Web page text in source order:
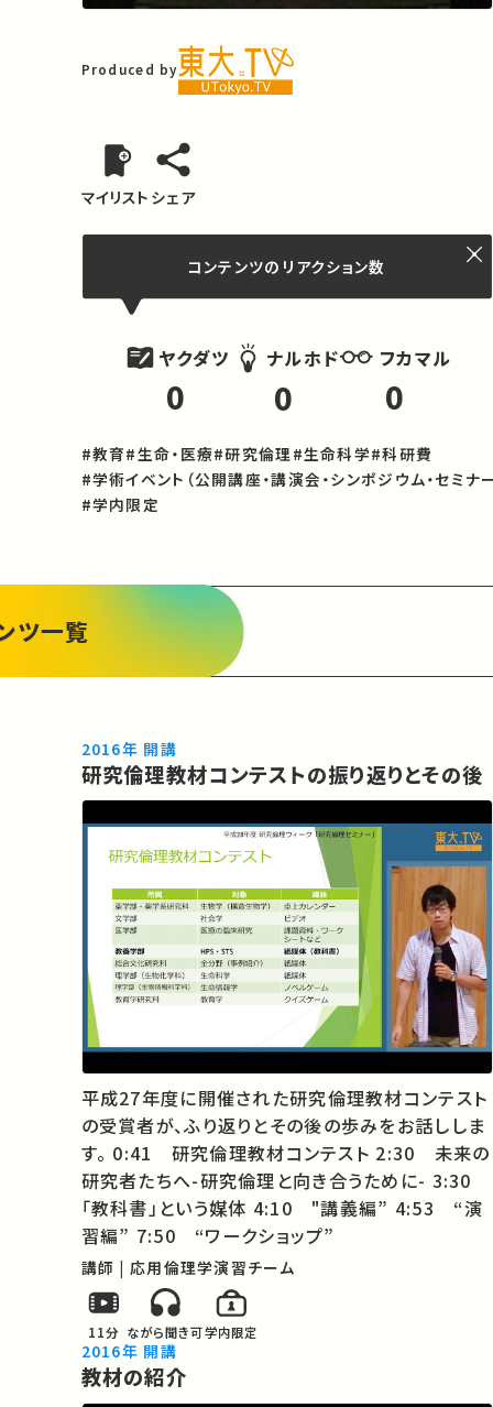
Produced by
マイリスト シェア
コンテンツの リアクション数
ヤクダツ
0
ナルホド
0
フカマル
0
#教育#生命・医療#研究倫理 #生命科学#科研費
#学術イベント（公開講座・講演会・シンポジウム・セミナ
#学内限定
ツ一覧
2016年 開講
研究倫理教材コンテストの振り返りとその後
平成27年度に開催された研究倫理教材コンテスト
の受賞者が、ふり返りとその後の歩みをお話ししま
す。 0:41 研究倫理教材コンテスト 2:30 未来の
研究者たちへ-研究倫理と向き合うために- 3:30
「教科書」という媒体 4:10 "講義編” 4:53 “演
習編” 7:50 “ワークショップ”
講師 | 応用倫理学演習チーム
11分 ながら聞き可学内限定
2016年 開講
教材の紹介